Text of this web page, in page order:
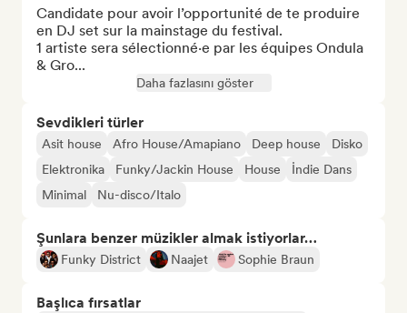
Candidate pour avoir l’opportunité de te produire
en DJ set sur la mainstage du festival.
1 artiste sera sélectionné·e par les équipes Ondula
& Gro...
Daha fazlasını göster
Sevdikleri türler
Asit house Afro House/Amapiano Deep house
Disko
Elektronika
Funky/Jackin House House
İndie Dans
Minimal
Nu-disco/Italo
Şunlara benzer müzikler almak istiyorlar…
Funky District Naajet Sophie Braun
Başlıca fırsatlar